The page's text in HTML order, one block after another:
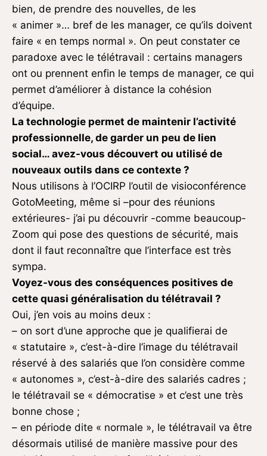
bien, de prendre des nouvelles, de les
« animer »… bref de les manager, ce qu’ils doivent
faire « en temps normal ». On peut constater ce
paradoxe avec le télétravail : certains managers
ont ou prennent enfin le temps de manager, ce qui
permet d’améliorer à distance la cohésion
d’équipe.
La technologie permet de maintenir l’activité
professionnelle, de garder un peu de lien
social… avez-vous découvert ou utilisé de
nouveaux outils dans ce contexte ?
Nous utilisons à l’OCIRP l’outil de visioconférence
GotoMeeting, même si –pour des réunions
extérieures- j’ai pu découvrir -comme beaucoup-
Zoom qui pose des questions de sécurité, mais
dont il faut reconnaître que l’interface est très
sympa.
Voyez-vous des conséquences positives de
cette quasi généralisation du télétravail ?
Oui, j’en vois au moins deux :
– on sort d’une approche que je qualifierai de
« statutaire », c’est-à-dire l’image du télétravail
réservé à des salariés que l’on considère comme
« autonomes », c’est-à-dire des salariés cadres ;
le télétravail se « démocratise » et c’est une très
bonne chose ;
– en période dite « normale », le télétravail va être
désormais utilisé de manière massive pour des